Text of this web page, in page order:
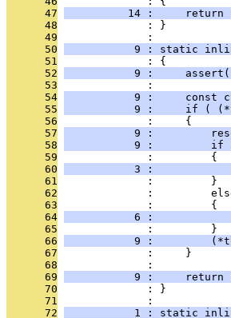
      47
14 :     return
      48
              : }
      49
              :
      50
9 : static
      51
              : {
      52
9 :
      53
              :
      54
9 :     const
      55
9 :     if (
      56
              :     {
      57
9 :
      58
9 :         if
      59
              :         {
      60
3 :
      61
              :         }
      62
:
      63
              :         {
      64
6 :
      65
              :         }
      66
9 :
      67
              :     }
      68
              :
      69
9 :     return
      70
              : }
      71
              :
      72
1 : static